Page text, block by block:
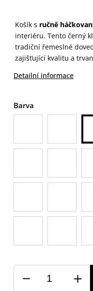
Košík s ručně
interiéru. Tento černý
tradiční řemeslné
zajišťující kvalitu a
Detailní informace
Barva